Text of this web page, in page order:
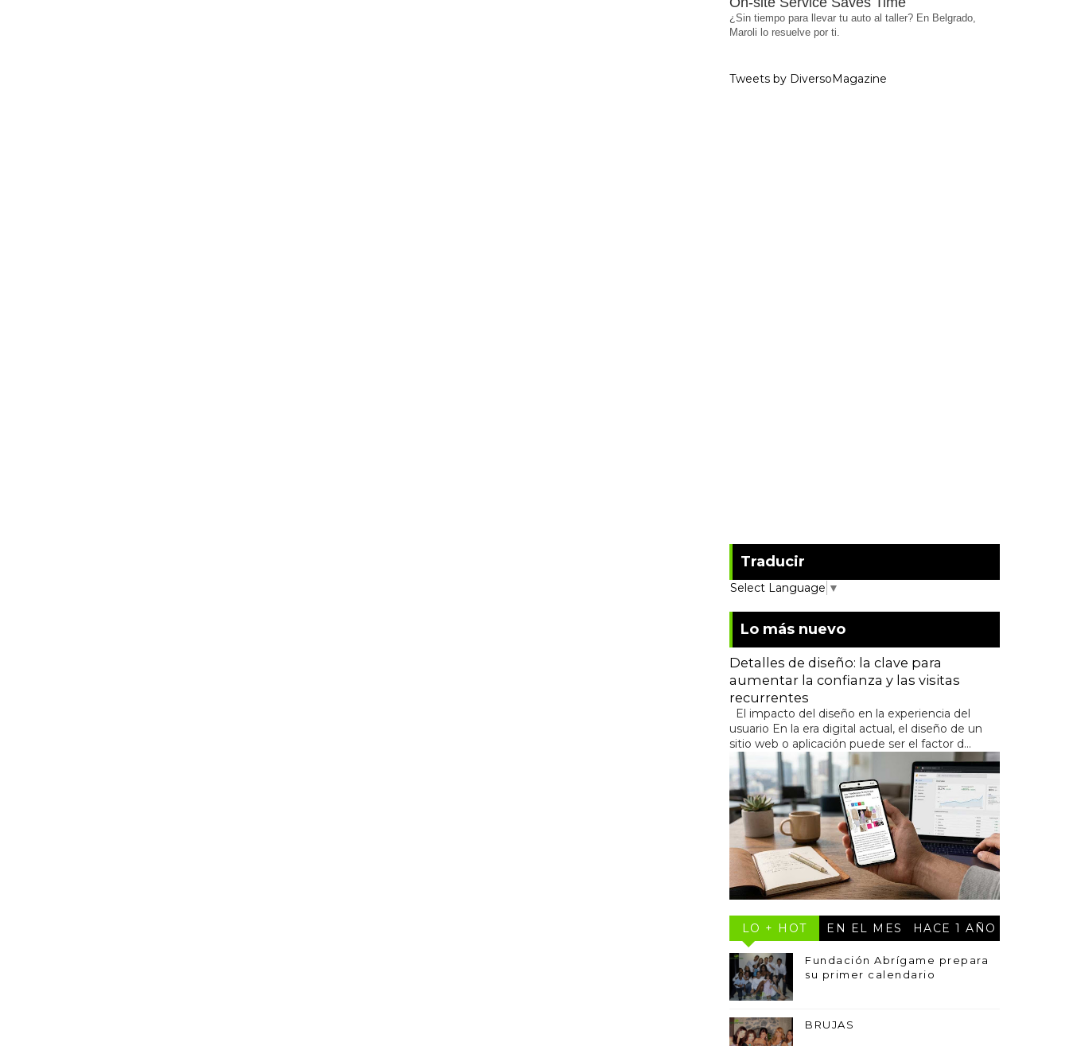
¿Sin tiempo para llevar tu auto al taller? En Belgrado,
Maroli lo resuelve por ti.
Tweets by DiversoMagazine
Traducir
Select Language ▼
Lo más nuevo
Detalles de diseño: la clave para
aumentar la confianza y las visitas
recurrentes
El impacto del diseño en la experiencia del
usuario En la era digital actual, el diseño de un
sitio web o aplicación puede ser el factor d...
LO + HOT EN EL MES HACE 1 AÑO
Fundación Abrígame prepara
su primer calendario
BRUJAS